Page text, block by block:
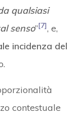
qualsiasi
senso”[7], e,
incidenza del
contestuale